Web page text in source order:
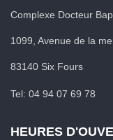
Complexe Docteur
1099, Avenue de la
83140 Six Fours
Tel: 04 94 07 69 78
HEURES